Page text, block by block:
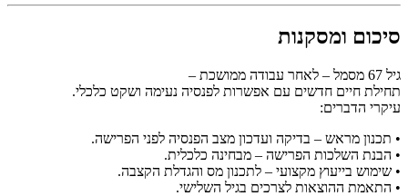
סיכום ומסקנות
גיל 67 מסמל – לאחר עבודה ממושכת –
תחילת חיים חדשים עם אפשרות לפנסיה נעימה ושקט כלכלי.
עיקרי הדברים:
• תכנון מראש – בדיקה ועדכון מצב הפנסיה לפני הפרישה.
• הבנת השלכות הפרישה – מבחינה כלכלית.
• שימוש בייעוץ מקצועי – לתכנון מס והגדלת הקצבה.
• התאמת ההוצאות לצרכים בגיל השלישי.